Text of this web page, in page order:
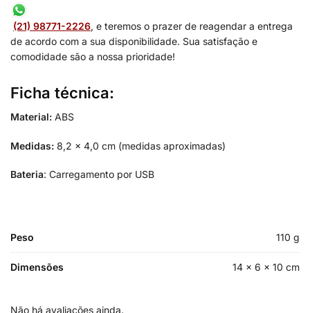
(21) 98771-2226, e teremos o prazer de reagendar a entrega
de acordo com a sua disponibilidade. Sua satisfação e
comodidade são a nossa prioridade!
Ficha técnica:
Material: ABS
Medidas: 8,2 x 4,0 cm (medidas aproximadas)
Bateria: Carregamento por USB
Peso 110 g
Dimensões 14 × 6 × 10 cm
Não há avaliações ainda.